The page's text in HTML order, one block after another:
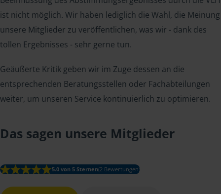
ist nicht möglich. Wir haben lediglich die Wahl, die Meinung
unsere Mitglieder zu veröffentlichen, was wir - dank des
tollen Ergebnisses - sehr gerne tun.
Geäußerte Kritik geben wir im Zuge dessen an die
entsprechenden Beratungsstellen oder Fachabteilungen
weiter, um unseren Service kontinuierlich zu optimieren.
Das sagen unsere Mitglieder
5.0 von 5 Sternen(2 Bewertungen)